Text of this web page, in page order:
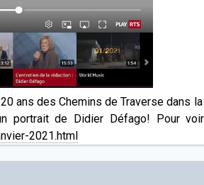
ans des Chemins de Traverse dans
portrait de Didier Défago! Pour
2021.html